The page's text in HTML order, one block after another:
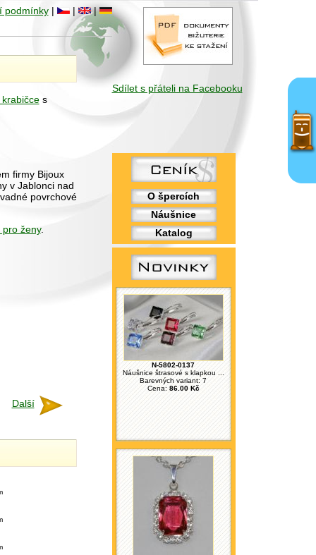
Sdílet s přáteli na Facebooku
O špercích
Náušnice
Katalog
N-5802-0137
Náušnice štrasové s klapkou ...
Barevných variant: 7
Cena: 86.00 Kč
podmínky| | |
s
firmy Bijoux
v Jablonci nad
povrchové
pro ženy.
Další